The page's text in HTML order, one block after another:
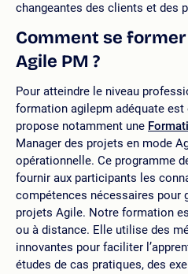
changeantes des clients et des
Comment se
Agile PM ?
Pour atteindre le niveau
formation agilepm adéquate est
propose notamment une
Manager des projets en mode
opérationnelle. Ce programme
fournir aux participants les
compétences nécessaires pour
projets Agile. Notre formation
ou à distance. Elle utilise des
innovantes pour faciliter
études de cas pratiques, des